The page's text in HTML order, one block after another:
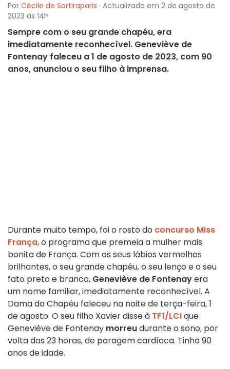
Por Cécile de Sortiraparis · Actualizado em 2 de agosto de
2023 às 14h
Sempre com o seu grande chapéu, era
imediatamente reconhecível. Geneviève de
Fontenay faleceu a 1 de agosto de 2023, com 90
anos, anunciou o seu filho à imprensa.
Durante muito tempo, foi o rosto do concurso Miss
França, o programa que premeia a mulher mais
bonita de França. Com os seus lábios vermelhos
brilhantes, o seu grande chapéu, o seu lenço e o seu
fato preto e branco, Geneviève de Fontenayera
um nome familiar, imediatamente reconhecível. A
Dama do Chapéu faleceu na noite de terça-feira, 1
de agosto. O seu filho Xavier disse à TF1/LCIque
Geneviève de Fontenay morreudurante o sono, por
volta das 23 horas, de paragem cardíaca. Tinha 90
anos de idade.